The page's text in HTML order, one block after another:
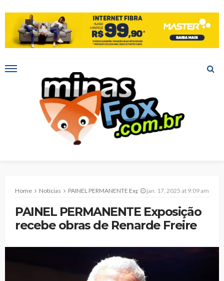
Home Notícias PAINEL PERMANENTE Exposição recebe obras de Renarde Freire
jan. 17, 2025 at 9:09 am
PAINEL PERMANENTE Exposição
recebe obras de Renarde Freire